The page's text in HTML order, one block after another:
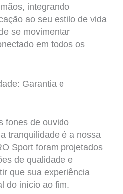
integrando
ao seu estilo de vida
se movimentar
em todos os
Garantia e
fones de ouvido
tranquilidade é a nossa
Sport foram projetados
de qualidade e
que sua experiência
do início ao fim.